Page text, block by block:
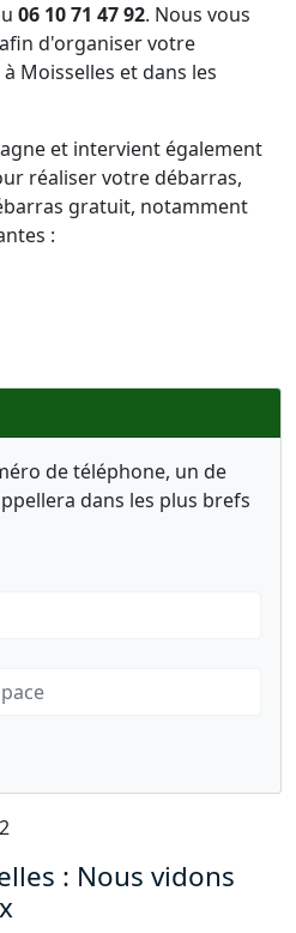
06 10 71 47 92. Nous vous
d'organiser votre
Moisselles et dans les
et intervient également
réaliser votre débarras,
gratuit, notamment
:
de téléphone, un de
dans les plus brefs
: Nous vidons